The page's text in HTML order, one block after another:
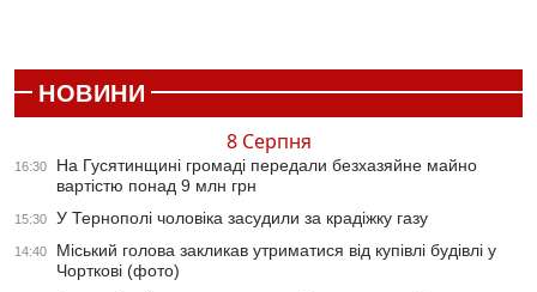
НОВИНИ
8 Серпня
16:30
На Гусятинщині громаді передали безхазяйне майно
вартістю понад 9 млн грн
15:30 У Тернополі чоловіка засудили за крадіжку газу
14:40
Міський голова закликав утриматися від купівлі будівлі у
Чорткові (фото)